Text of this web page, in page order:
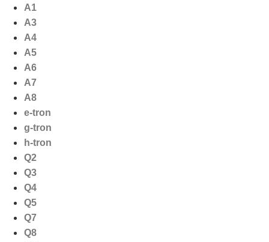
naar
inhoud
A1
A3
A4
A5
A6
A7
A8
e-tron
g-tron
h-tron
Q2
Q3
Q4
Q5
Q7
Q8